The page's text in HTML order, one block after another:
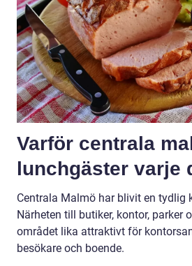
Varför centrala
lunchgäster varje
Centrala Malmö har blivit en tydlig
Närheten till butiker, kontor, parker
området lika attraktivt för
besökare och boende.